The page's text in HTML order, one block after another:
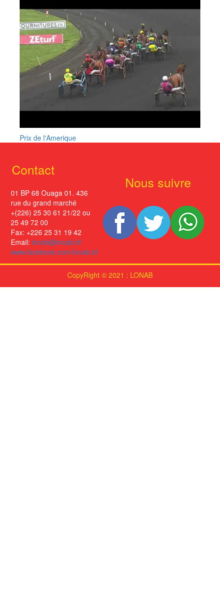
Prix de l'Amerique
Contact
01 BP 68 Ouaga 01. 436
rue du grand marché
+(226) 25 30 61 21/22 ou
25 49 72 00
Fax: +226 25 31 19 42
Email: lonab@lonab.bf
www.facebook.com/lonab.bf
Nous suivre
CopyRight © 2021 : LONAB